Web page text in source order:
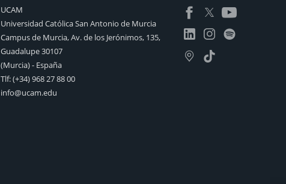
UCAM
Universidad Católica San Antonio de Murcia
Campus de Murcia, Av. de los Jerónimos, 135,
Guadalupe 30107
(Murcia) - España
Tlf:(+34) 968 27 88 00
info@ucam.edu